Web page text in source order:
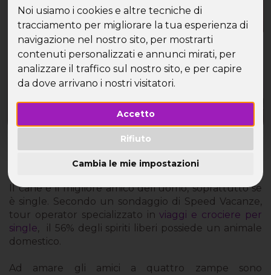
Noi usiamo i cookies e altre tecniche di
tracciamento per migliorare la tua esperienza di
navigazione nel nostro sito, per mostrarti
contenuti personalizzati e annunci mirati, per
analizzare il traffico sul nostro sito, e per capire
da dove arrivano i nostri visitatori.
Accetto
Rifiuto
Cambia le mie impostazioni
fido
Il 56% degli spiriti liberi ha un animale da compagnia
Il cane è il migliore amico dell’uomo, soprattutto se
è single. Secondo un sondaggio di Speed Vacanze,
tour operator specializzato inviaggi e crociere per
single, il 56% degli spiriti liberi possiede un animale
domestico.
Ad amare gli amici a quattro zampe sono